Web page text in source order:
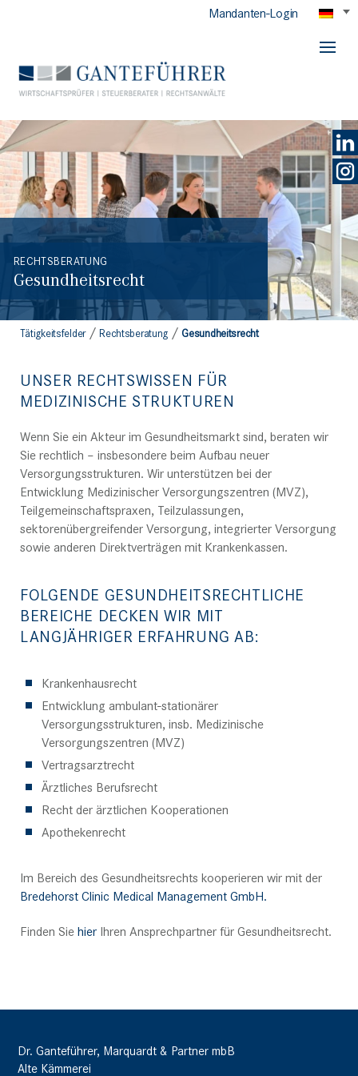
GANTEFÜHRER
Mandanten-Login
RECHTSBERATUNG
Gesundheitsrecht
Tätigkeitsfelder/Rechtsberatung / Gesundheitsrecht
UNSER RECHTSWISSEN FÜR
MEDIZINISCHE STRUKTUREN
Wenn Sie ein Akteur im Gesundheitsmarkt sind, beraten wir
Sie rechtlich ­– insbesondere beim Aufbau neuer
Versorgungsstrukturen. Wir unterstützen bei der
Entwicklung Medizinischer Versorgungszentren (MVZ),
Teilgemeinschaftspraxen, Teilzulassungen,
sektorenübergreifender Versorgung, integrierter Versorgung
sowie anderen Direktverträgen mit Krankenkassen.
FOLGENDE GESUNDHEITSRECHTLICHE
BEREICHE DECKEN WIR MIT
LANGJÄHRIGER ERFAHRUNG AB:
Krankenhausrecht
Entwicklung ambulant-stationärer
Versorgungsstrukturen, insb. Medizinische
Versorgungszentren (MVZ)
Vertragsarztrecht
Ärztliches Berufsrecht
Recht der ärztlichen Kooperationen
Apothekenrecht
Im Bereich des Gesundheitsrechts kooperieren wir mit der
Bredehorst Clinic Medical Management GmbH.
Finden Siehier Ihren Ansprechpartner für Gesundheitsrecht.
Dr. Ganteführer, Marquardt & Partner mbB
Alte Kämmerei